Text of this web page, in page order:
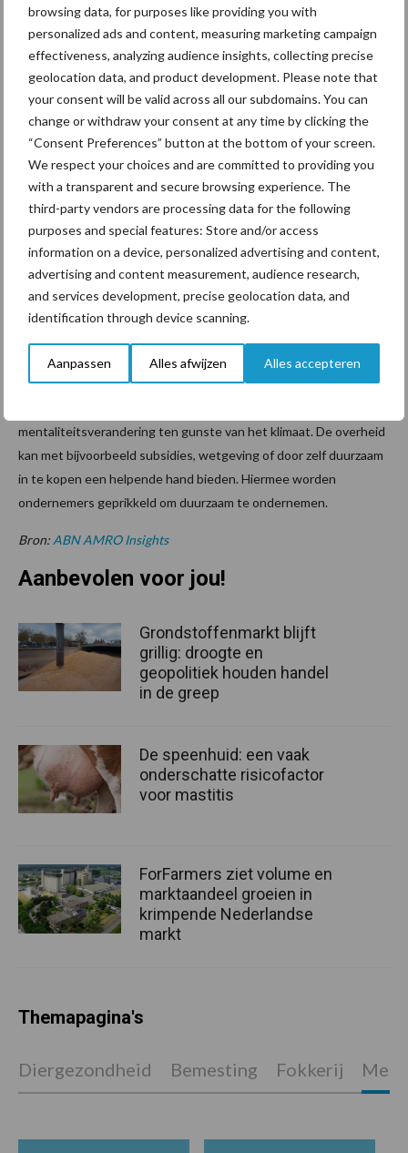
browsing data, for purposes like providing you with
personalized ads and content, measuring marketing campaign
effectiveness, analyzing audience insights, collecting precise
geolocation data, and product development. Please note that
your consent will be valid across all our subdomains. You can
change or withdraw your consent at any time by clicking the
“Consent Preferences” button at the bottom of your screen.
We respect your choices and are committed to providing you
with a transparent and secure browsing experience. The
third-party vendors are processing data for the following
purposes and special features: Store and/or access
information on a device, personalized advertising and content,
advertising and content measurement, audience research,
and services development, precise geolocation data, and
identification through device scanning.
Aanpassen Alles afwijzen Alles accepteren
uitgaven in Nederland. Ook de zakelijke dienstverlening
presteert goed, met een geschatte groei van 2,5 procent in
2020, met name gestuwd door HR-dienstverlening en
organisatiebureaus. De vastgoedsector maakt naar verwachting
eveneens een waardegroei door in 2020 en 2021. Dit is met name
het gevolg van de achterblijvende bouw, die een prijsopdrijvend
effect heeft op bestaande gebouwen.
Knop moet ‘om’
Om onzekerheid in de toekomst te voorkomen, is het zowel bij de
eerder in te grijpen, vooral met het oog op de
klimaatdoelstellingen. Het moment waarop moet worden
klimaatverandering is dat de pijn pas wordt gevoeld als het al te
laat is. Dat vraagt om een vooruitziende blik. Wie eerder begint,
mentaliteitsverandering ten gunste van het klimaat. De overheid
kan met bijvoorbeeld subsidies, wetgeving of door zelf duurzaam
in te kopen een helpende hand bieden. Hiermee worden
ondernemers geprikkeld om duurzaam te ondernemen.
Bron: ABN AMRO Insights
Aanbevolen voor jou!
Grondstoffenmarkt blijft
grillig: droogte en
geopolitiek houden handel
in de greep
De speenhuid: een vaak
onderschatte risicofactor
voor mastitis
ForFarmers ziet volume en
marktaandeel groeien in
krimpende Nederlandse
markt
Themapagina's
Diergezondheid Bemesting Fokkerij